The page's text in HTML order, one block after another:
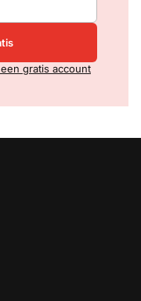
gratis account